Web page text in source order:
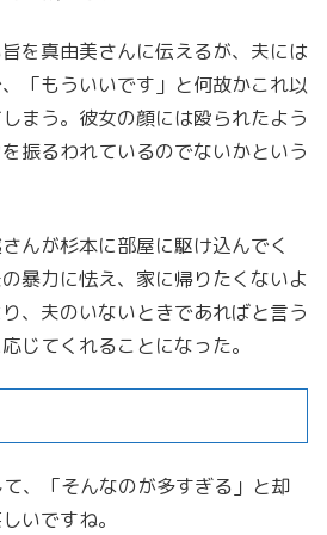
を真由美さんに伝えるが、夫には
「もういいです」と何故かこれ以
まう。彼女の顔には殴られたよう
振るわれているのでないかという
んが杉本に部屋に駆け込んでく
暴力に怯え、家に帰りたくないよ
、夫のいないときであればと言う
じてくれることになった。
、「そんなのが多すぎる」と却
いですね。